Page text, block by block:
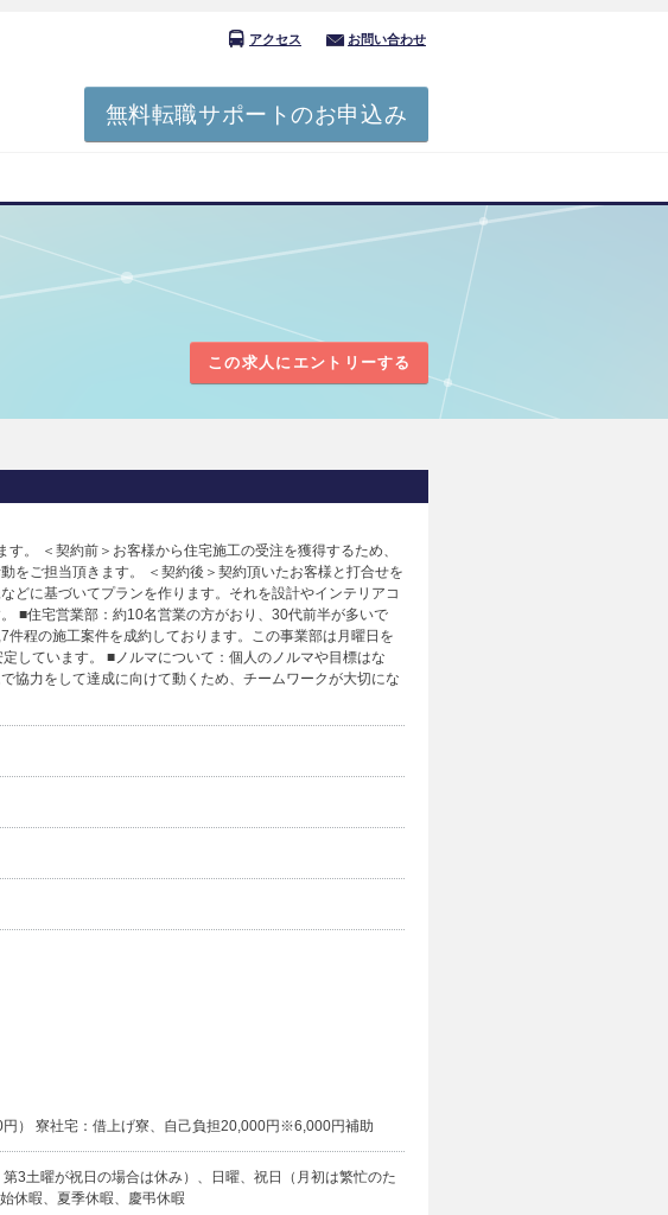
アクセス お問い合わせ
無料転職サポートのお申込み
この求人にエントリーする
。 ＜契約前＞お客様から住宅施工の受注を獲得するため、
をご担当頂きます。 ＜契約後＞契約頂いたお客様と打合せを
どに基づいてプランを作ります。それを設計やインテリアコ
■住宅営業部：約10名営業の方がおり、30代前半が多いで
程の施工案件を成約しております。この事業部は月曜日を
しています。 ■ノルマについて：個人のノルマや目標はな
協力をして達成に向けて動くため、チームワークが大切にな
） 寮社宅：借上げ寮、自己負担20,000円※6,000円補助
3土曜が祝日の場合は休み）、日曜、祝日（月初は繁忙のた
休暇、夏季休暇、慶弔休暇